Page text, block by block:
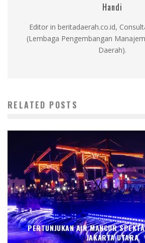
Handi
Editor in beritadaerah.co.id,
(Lembaga Pengembangan
Daerah).
RELATED POSTS
PERTUNJUKAN AIR MANCUR
JAKARTA UTARA